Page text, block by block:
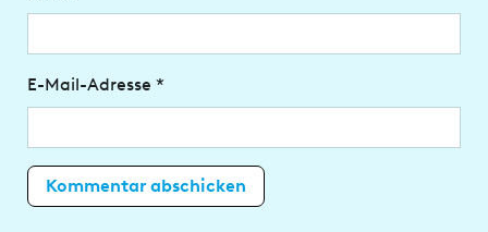
E-Mail-Adresse *